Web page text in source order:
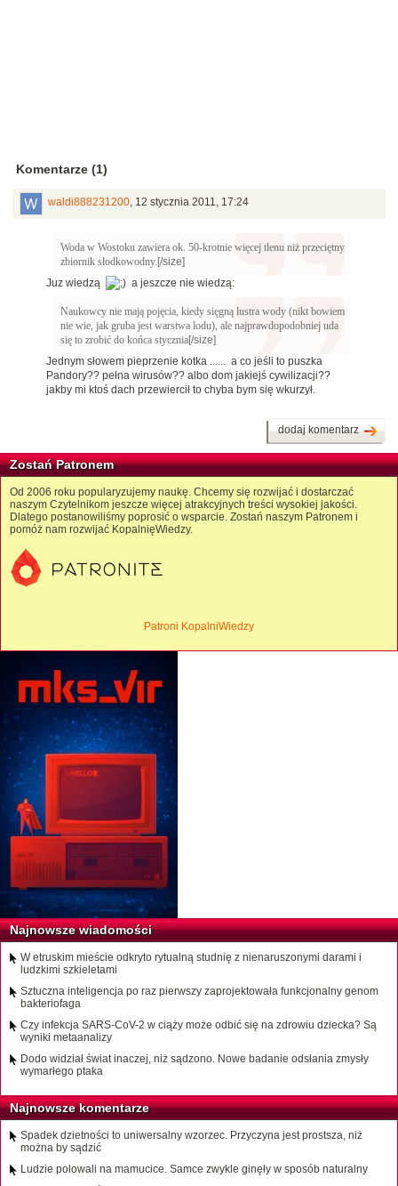
Komentarze (1)
waldi888231200, 12 stycznia 2011, 17:24
Woda w Wostoku zawiera ok. 50-krotnie więcej tlenu niż przeciętny
zbiornik słodkowodny. [/size]
Juz wiedzą
a jeszcze nie wiedzą:
Naukowcy nie mają pojęcia, kiedy sięgną lustra wody (nikt bowiem
nie wie, jak gruba jest warstwa lodu), ale najprawdopodobniej uda
się to zrobić do końca stycznia[/size]
Jednym słowem pieprzenie kotka ...... a co jeśli to puszka
Pandory?? pełna wirusów?? albo dom jakiejś cywilizacji??
jakby mi ktoś dach przewiercił to chyba bym się wkurzył.
dodaj komentarz
Zostań Patronem
Od 2006 roku popularyzujemy naukę. Chcemy się rozwijać i dostarczać
naszym Czytelnikom jeszcze więcej atrakcyjnych treści wysokiej jakości.
Dlatego postanowiliśmy poprosić o wsparcie. Zostań naszym Patronem i
pomóż nam rozwijać KopalnięWiedzy.
Patroni KopalniWiedzy
Najnowsze wiadomości
W etruskim mieście odkryto rytualną studnię z nienaruszonymi darami i
ludzkimi szkieletami
Sztuczna inteligencja po raz pierwszy zaprojektowała funkcjonalny genom
bakteriofaga
Czy infekcja SARS-CoV-2 w ciąży może odbić się na zdrowiu dziecka? Są
wyniki metaanalizy
Dodo widział świat inaczej, niż sądzono. Nowe badanie odsłania zmysły
wymarłego ptaka
Najnowsze komentarze
Spadek dzietności to uniwersalny wzorzec. Przyczyna jest prostsza, niż
można by sądzić
Ludzie polowali na mamucice. Samce zwykle ginęły w sposób naturalny